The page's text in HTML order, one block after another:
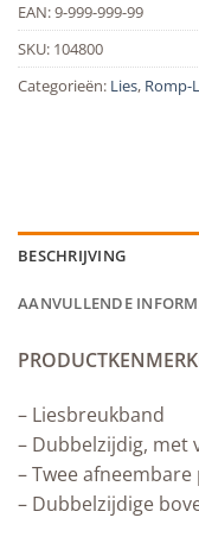
EAN:9-999-999-99
SKU: 104800
Categorieën: Lies, Romp-
BESCHRIJVING
AANVULLENDE
– Liesbreukband
– Dubbelzijdig, met
– Twee
– Dubbelzijdige